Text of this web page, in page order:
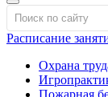
Расписание
Охрана
Пожарная